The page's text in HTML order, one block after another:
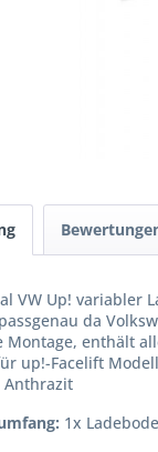
VW Up! variabler
da
Montage, enthält
up!-Facelift
Anthrazit
1x